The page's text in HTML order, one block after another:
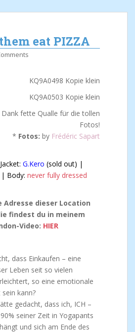
eat PIZZA
fette Qualle für die tollen
Fotos!
* Fotos: by Frédéric Sapart
Jacket: G.Kero (sold out) |
| Body: never fully dressed
Adresse dieser Location
findest du in meinem
Video: HIER
dass Einkaufen – eine
Leben seit so vielen
so eine emotionale
kann?
gedacht, dass ich, ICH –
seiner Zeit in Yogapants
und sich am Ende des